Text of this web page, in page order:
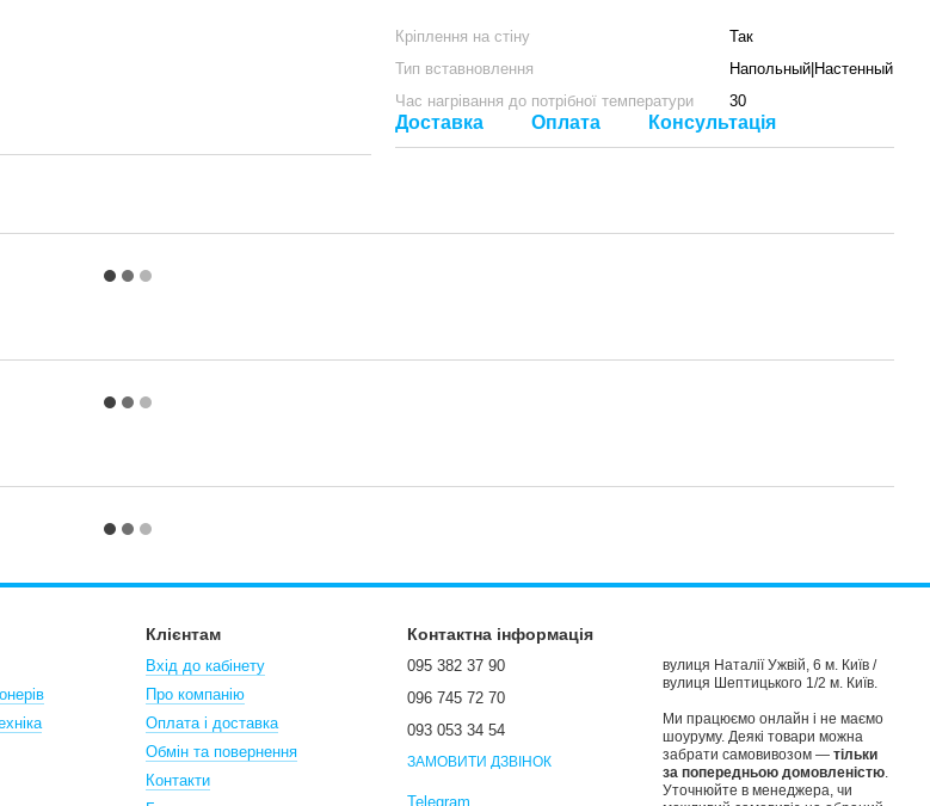
Кріплення на стіну
Так
Тип вставновлення
Напольный|Настенный
Час нагрівання до потрібної температури
30
Доставка Оплата Консультація
Клієнтам
Вхід до кабінету
Про компанію
Оплата і доставка
Обмін та повернення
Контакти
Контактна інформація
095 382 37 90
096 745 72 70
093 053 34 54
ЗАМОВИТИ ДЗВІНОК
Telegram
вулиця Наталії Ужвій, 6 м. Київ /
вулиця Шептицького 1/2 м. Київ.
Ми працюємо онлайн і не маємо
шоуруму. Деякі товари можна
забрати самовивозом — тільки
за попередньою домовленістю.
Уточнюйте в менеджера, чи